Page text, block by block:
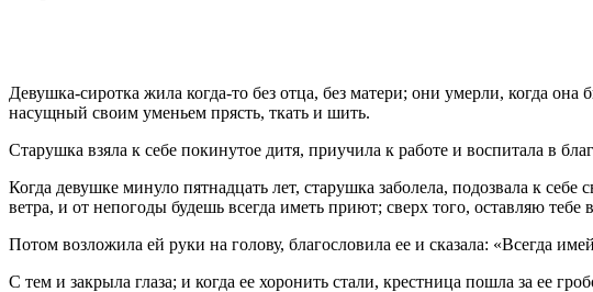
Девушка-сиротка жила когда-то без отца, без матери; они умерли, когда
насущный своим уменьем прясть, ткать и шить.
Старушка взяла к себе покинутое дитя, приучила к работе и воспитала в
Когда девушке минуло пятнадцать лет, старушка заболела, подозвала к
ветра, и от непогоды будешь всегда иметь приют; сверх того, оставляю
Потом возложила ей руки на голову, благословила ее и сказала: «Всегда
С тем и закрыла глаза; и когда ее хоронить стали, крестница пошла за ее